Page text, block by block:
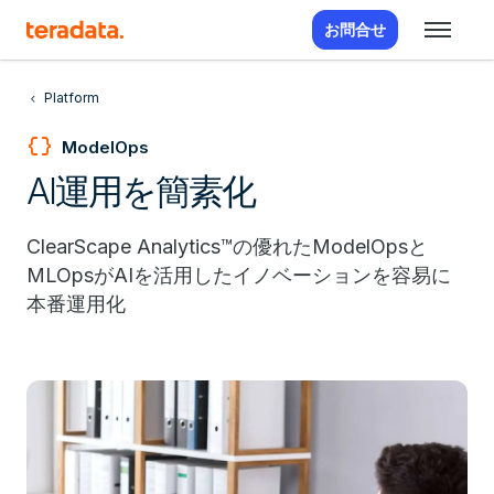
お問合せ
Platform
data_object ModelOps
AI運用を簡素化
ClearScape Analytics™の優れたModelOpsと
MLOpsがAIを活用したイノベーションを容易に
本番運用化